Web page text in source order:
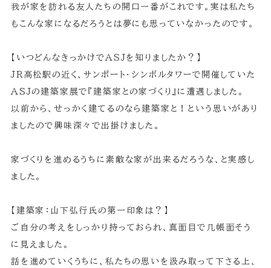
我が家を訪れる友人たちの開口一番がこれです。実は私たち
もこんな家になるだろうとは夢にも思っていなかったのです。
【いつどんなきっかけでASJを知りましたか？】
JR高松駅の近く、サンポート・シンボルタワーで開催していた
ASJの建築家展で『建築家との家づくり』に遭遇しました。
以前から、せっかく建てるのなら建築家と！という思いがあり
ましたので興味深々で出掛けました。
家づくりを進めるうちに素敵な家が出来るだろうな、と実感し
ました。
【建築家：山下弘行氏の第一印象は？】
ご自分の考えをしっかり持っておられ、真面目で几帳面そう
に見えました。
話を進めていくうちに、私たちの思いを汲み取って下さる上、